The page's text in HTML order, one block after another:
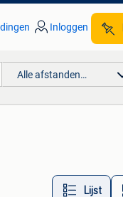
Inloggen
Alle afstanden…
Lijst